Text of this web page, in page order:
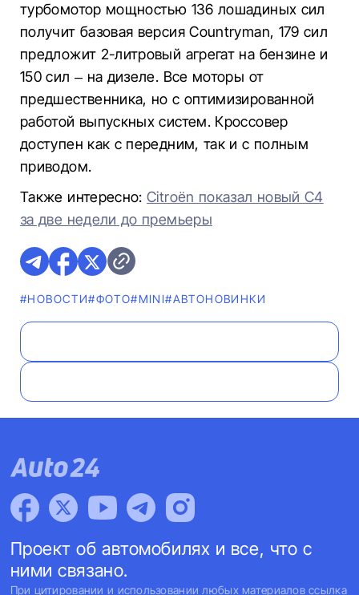
турбомотор мощностью 136 лошадиных сил
получит базовая версия Countryman, 179 сил
предложит 2-литровый агрегат на бензине и
150 сил – на дизеле. Все моторы от
предшественника, но с оптимизированной
работой выпускных систем. Кроссовер
доступен как с передним, так и с полным
приводом.
Также интересно:Citroën показал новый С4
за две недели до премьеры
#НОВОСТИ#ФОТО#MINI#AВТОНОВИНКИ
Проект об автомобилях и все, что с
ними связано.
При цитировании и использовании любых материалов ссылка